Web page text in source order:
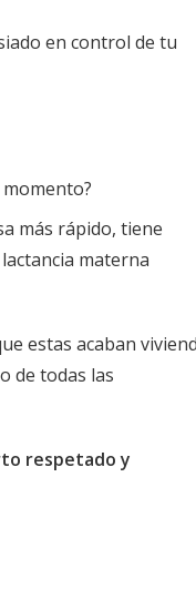
en control de tu
más rápido, tiene
materna
estas acaban
de todas las
respetado y